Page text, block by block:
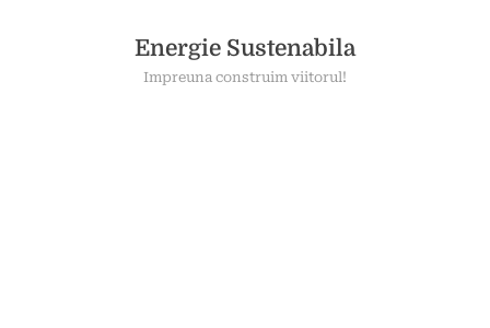
Energie Sustenabila
Impreuna construim viitorul!